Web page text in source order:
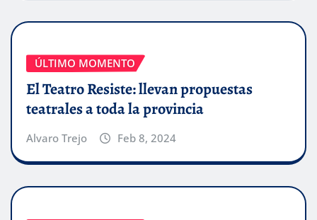
ÚLTIMO MOMENTO
El Teatro Resiste: llevan propuestas
teatrales a toda la provincia
Alvaro Trejo Feb 8, 2024